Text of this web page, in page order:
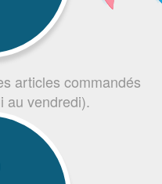
articles commandés
au vendredi).